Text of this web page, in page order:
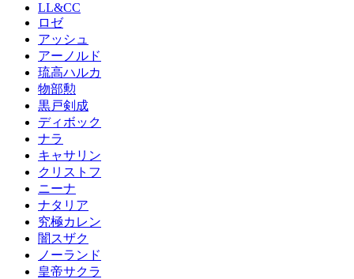
LL&CC
ロゼ
アッシュ
アーノルド
琉高ハルカ
物部勲
黒戸剣成
ディボック
ナラ
キャサリン
クリストフ
ニーナ
ナタリア
究極カレン
闇スザク
ノーランド
皇帝サクラ